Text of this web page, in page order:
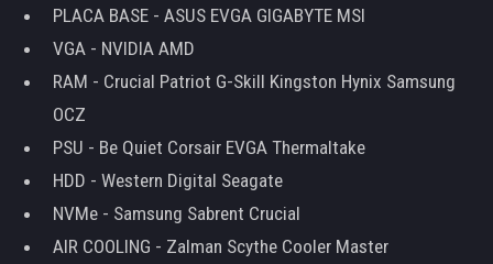
PLACA BASE - ASUS EVGA GIGABYTE MSI
VGA - NVIDIA AMD
RAM - Crucial Patriot G-Skill Kingston Hynix Samsung
OCZ
PSU - Be Quiet Corsair EVGA Thermaltake
HDD - Western Digital Seagate
NVMe - Samsung Sabrent Crucial
AIR COOLING - Zalman Scythe Cooler Master